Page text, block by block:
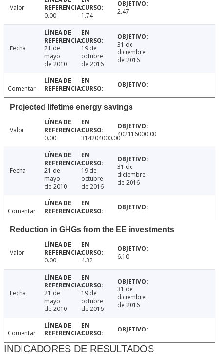
Valor
0.00
1.74 2.47
Fecha
21 de
mayo
de 2010
19 de
octubre
de 2016
31 de
diciembre
de 2016
Comentar
Projected lifetime energy savings
Valor
0.00
314204000.00402116000.00
Fecha
21 de
mayo
de 2010
19 de
octubre
de 2016
31 de
diciembre
de 2016
Comentar
Reduction in GHGs from the EE investments
Valor
0.00
4.32 6.10
Fecha
21 de
mayo
de 2010
19 de
octubre
de 2016
31 de
diciembre
de 2016
Comentar
INDICADORES DE RESULTADOS